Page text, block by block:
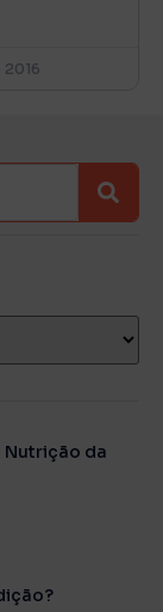
Nutrição da